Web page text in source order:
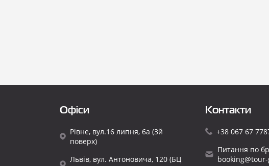
Офіси
Рівне, вул.16 липня, 6а (3й
поверх)
Львів, вул. Антоновича, 120 (БЦ
Контакти
+38 067 67
Питання по